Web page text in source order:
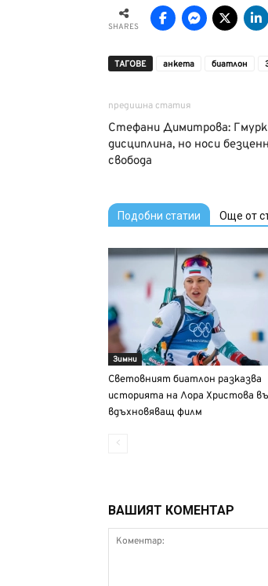
SHARES
ТАГОВЕ анкета биатлон
предишна статия
Стефани Димитрова:
дисциплина, но носи
свобода
Подобни статии Още от
Зимни
Световният биатлон разказва
историята на Лора Христова
вдъхновяващ филм
ВАШИЯТ КОМЕНТАР